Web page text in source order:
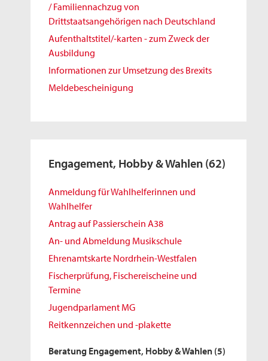
/ Familiennachzug von
Drittstaatsangehörigen nach Deutschland
Aufenthaltstitel/-karten - zum Zweck der
Ausbildung
Informationen zur Umsetzung des Brexits
Meldebescheinigung
Engagement, Hobby & Wahlen (62)
Anmeldung für Wahlhelferinnen und
Wahlhelfer
Antrag auf Passierschein A38
An- und Abmeldung Musikschule
Ehrenamtskarte Nordrhein-Westfalen
Fischerprüfung, Fischereischeine und
Termine
Jugendparlament MG
Reitkennzeichen und -plakette
Beratung Engagement, Hobby & Wahlen (5)